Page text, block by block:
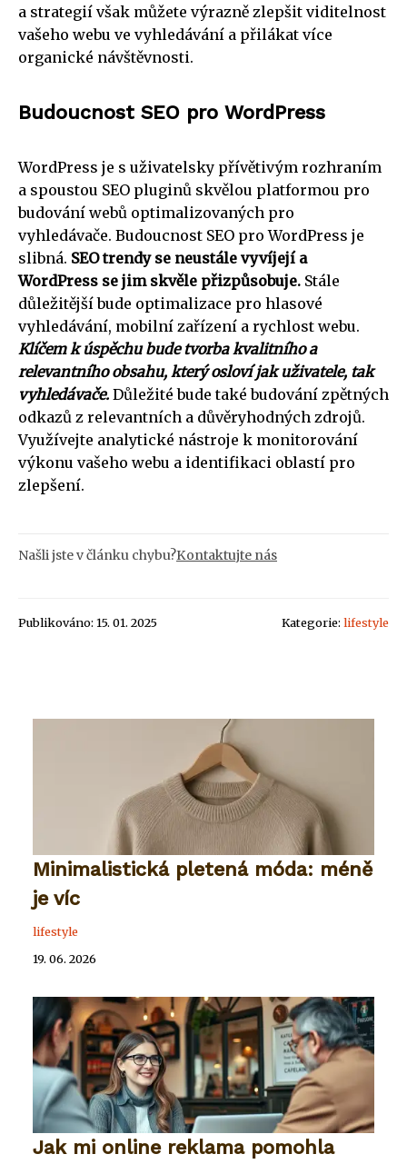
a strategií však můžete výrazně zlepšit viditelnost
vašeho webu ve vyhledávání a přilákat více
organické návštěvnosti.
Budoucnost SEO pro WordPress
WordPress je s uživatelsky přívětivým rozhraním
a spoustou SEO pluginů skvělou platformou pro
budování webů optimalizovaných pro
vyhledávače. Budoucnost SEO pro WordPress je
slibná. SEO trendy se neustále vyvíjejí a
WordPress se jim skvěle přizpůsobuje. Stále
důležitější bude optimalizace pro hlasové
vyhledávání, mobilní zařízení a rychlost webu.
Klíčem k úspěchu bude tvorba kvalitního a
relevantního obsahu, který osloví jak uživatele, tak
vyhledávače. Důležité bude také budování zpětných
odkazů z relevantních a důvěryhodných zdrojů.
Využívejte analytické nástroje k monitorování
výkonu vašeho webu a identifikaci oblastí pro
zlepšení.
Našli jste v článku chybu?Kontaktujte nás
Publikováno: 15. 01. 2025 Kategorie: lifestyle
Minimalistická pletená móda: méně
je víc
lifestyle
19. 06. 2026
Jak mi online reklama pomohla